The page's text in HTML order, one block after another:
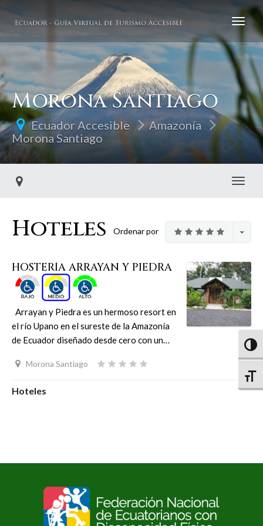
Morona Santiago
Ecuador Accesible
Amazonía
Morona Santiago
Hoteles Ordenar por
HOSTERÍA ARRAYAN Y PIEDRA
Arrayan y Piedra es un hermoso resort en
el río Upano en el sureste de la Amazonía
de Ecuador diseñado desde cero con un…
Morona Santiago
Hoteles